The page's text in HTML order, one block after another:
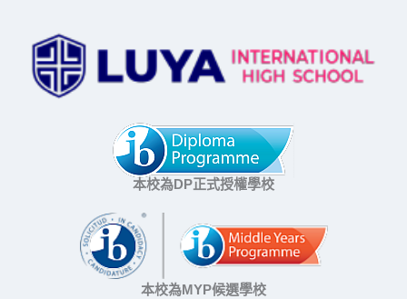
本校為DP正式授權學校
本校為MYP候選學校